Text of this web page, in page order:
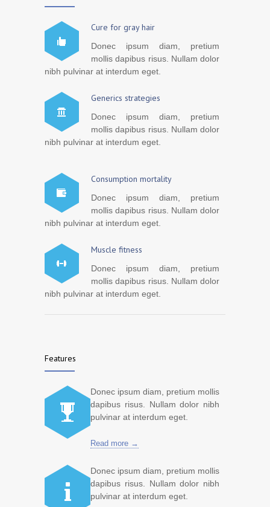
Cure for gray hair
Donec ipsum diam, pretium
mollis dapibus risus. Nullam dolor
nibh pulvinar at interdum eget.
Generics strategies
Donec ipsum diam, pretium
mollis dapibus risus. Nullam dolor
nibh pulvinar at interdum eget.
Consumption mortality
Donec ipsum diam, pretium
mollis dapibus risus. Nullam dolor
nibh pulvinar at interdum eget.
Muscle fitness
Donec ipsum diam, pretium
mollis dapibus risus. Nullam dolor
nibh pulvinar at interdum eget.
Features
Donec ipsum diam, pretium mollis
dapibus risus. Nullam dolor nibh
pulvinar at interdum eget.
Read more →
Donec ipsum diam, pretium mollis
dapibus risus. Nullam dolor nibh
pulvinar at interdum eget.